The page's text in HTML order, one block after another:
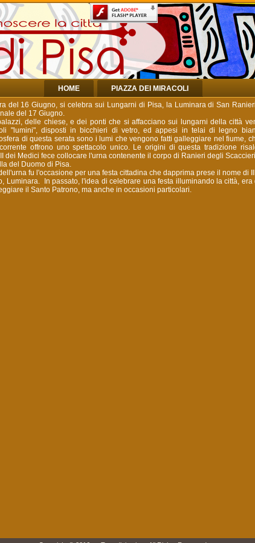
HOME PIAZZA DEI MIRACOLI
del 16 Giugno, si celebra sui Lungarni di Pisa, la Luminara di San
del 17 Giugno.
delle chiese, e dei ponti che si affacciano sui lungarni della città
"lumini", disposti in bicchieri di vetro, ed appesi in telai di legno
di questa serata sono i lumi che vengono fatti galleggiare nel fiume,
offrono uno spettacolo unico. Le origini di questa tradizione
dei Medici fece collocare l'urna contenente il corpo di Ranieri degli
del Duomo di Pisa.
fu l'occasione per una festa cittadina che dapprima prese il nome di
Luminara. In passato, l'idea di celebrare una festa illuminando la città, era
il Santo Patrono, ma anche in occasioni particolari.